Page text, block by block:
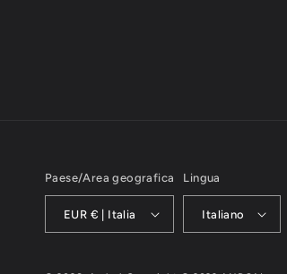
Paese/Area geografica
EUR € | Italia
Lingua
Italiano